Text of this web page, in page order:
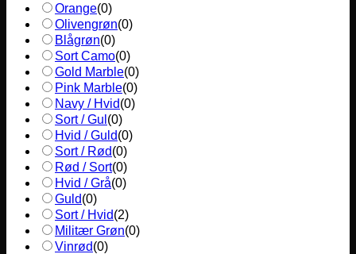
Orange(0)
Olivengrøn(0)
Blågrøn(0)
Sort Camo(0)
Gold Marble(0)
Pink Marble(0)
Navy / Hvid(0)
Sort / Gul (0)
Hvid / Guld(0)
Sort / Rød(0)
Rød / Sort(0)
Hvid / Grå(0)
Guld(0)
Sort / Hvid(2)
Militær Grøn(0)
Vinrød(0)